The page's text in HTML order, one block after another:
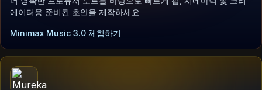
에이터용 준비된 초안을 제작하세요
Minimax Music 3.0 체험하기